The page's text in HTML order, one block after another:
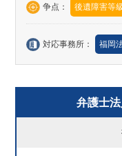
争点： 後遺障害等
対応事務所： 福岡
弁護士